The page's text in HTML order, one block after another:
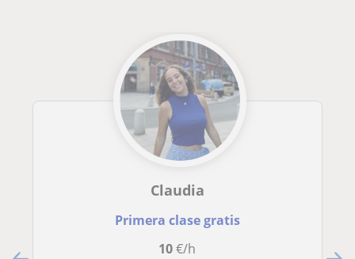
Claudia
Primera clase gratis
10€/h